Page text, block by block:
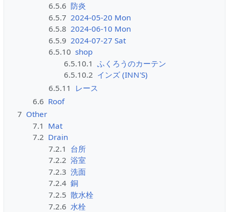
6.5.6 防炎
6.5.7 2024-05-20 Mon
6.5.8 2024-06-10 Mon
6.5.9 2024-07-27 Sat
6.5.10 shop
6.5.10.1 ふくろうのカーテン
6.5.10.2 インズ (INN'S)
6.5.11
レース
6.6 Roof
7 Other
7.1 Mat
7.2 Drain
7.2.1 台所
7.2.2 浴室
7.2.3 洗面
7.2.4 銅
7.2.5 散水栓
7.2.6 水栓